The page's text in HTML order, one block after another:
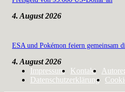
4. August 2026
ESA und Pokémon feiern gemeinsam
4. August 2026
Impressum
Kontakt
Datenschutzerklärung